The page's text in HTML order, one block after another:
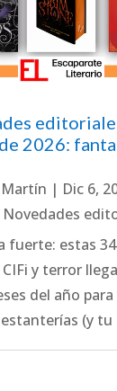
2026:
| Dic 6,
Novedades
fuerte: estas
y terror
del año
(y